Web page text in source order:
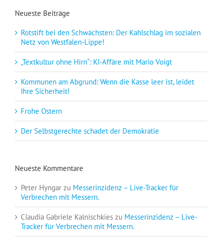
Neueste Beiträge
Rotstift bei den Schwächsten: Der Kahlschlag im sozialen
Netz von Westfalen-Lippe!
„Textkultur ohne Hirn“: KI-Affäre mit Mario Voigt
Kommunen am Abgrund: Wenn die Kasse leer ist, leidet
Ihre Sicherheit!
Frohe Ostern
Der Selbstgerechte schadet der Demokratie
Neueste Kommentare
Peter Hyngar zu Messerinzidenz – Live-Tracker für
Verbrechen mit Messern.
Claudia Gabriele Kalnischkies zu Messerinzidenz – Live-
Tracker für Verbrechen mit Messern.